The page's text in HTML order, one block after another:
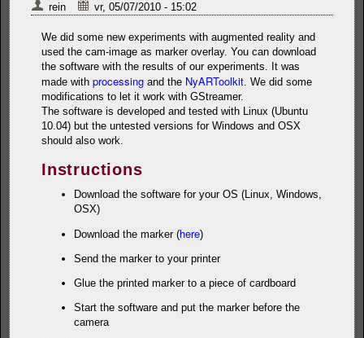
rein vr, 05/07/2010 - 15:02
We did some new experiments with augmented reality and
used the cam-image as marker overlay. You can download
the software with the results of our experiments. It was
made with processing and the NyARToolkit. We did some
modifications to let it work with GStreamer.
The software is developed and tested with Linux (Ubuntu
10.04) but the untested versions for Windows and OSX
should also work.
Instructions
Download the software for your OS (Linux, Windows,
OSX)
Download the marker (here)
Send the marker to your printer
Glue the printed marker to a piece of cardboard
Start the software and put the marker before the
camera